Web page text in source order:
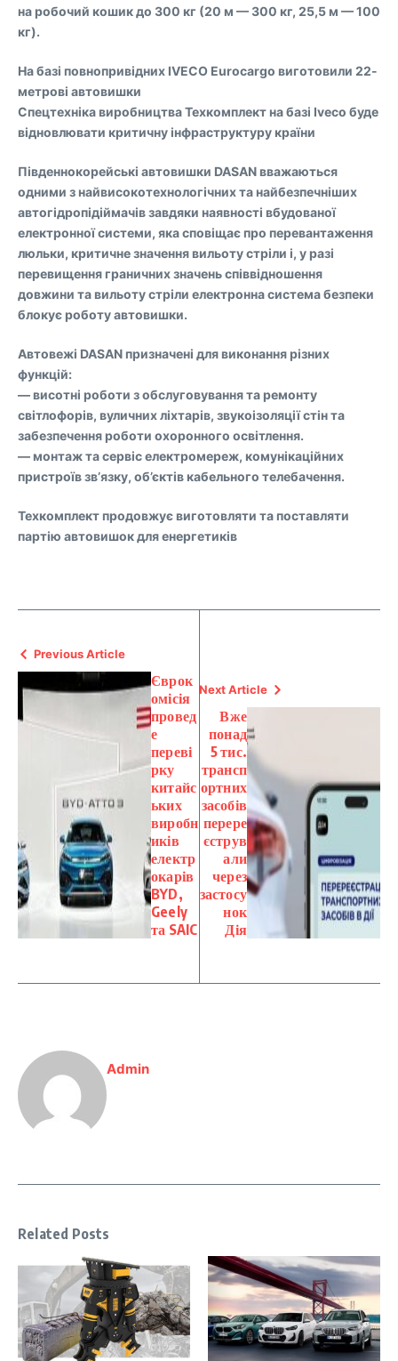
на робочий кошик до 300 кг (20 м — 300 кг, 25,5 м — 100
кг).
На базі повнопривідних IVECO Eurocargo виготовили 22-
метрові автовишки
Спецтехніка виробництва Техкомплект на базі Iveco буде
відновлювати критичну інфраструктуру країни
Південнокорейські автовишки DASAN вважаються
одними з найвисокотехнологічних та найбезпечніших
автогідропідіймачів завдяки наявності вбудованої
електронної системи, яка сповіщає про перевантаження
люльки, критичне значення вильоту стріли і, у разі
перевищення граничних значень співвідношення
довжини та вильоту стріли електронна система безпеки
блокує роботу автовишки.
Автовежі DASAN призначені для виконання різних
функцій:
— висотні роботи з обслуговування та ремонту
світлофорів, вуличних ліхтарів, звукоізоляції стін та
забезпечення роботи охоронного освітлення.
— монтаж та сервіс електромереж, комунікаційних
пристроїв зв’язку, об’єктів кабельного телебачення.
Техкомплект продовжує виготовляти та поставляти
партію автовишок для енергетиків
Previous Article
Єврок
омісія
провед
е
переві
рку
китайс
ьких
виробн
иків
електр
окарів
BYD,
Geely
та SAIC
Next Article
Вже
понад
5 тис.
трансп
ортних
засобів
перере
єструв
али
через
застосу
нок
Дія
Admin
Related Posts